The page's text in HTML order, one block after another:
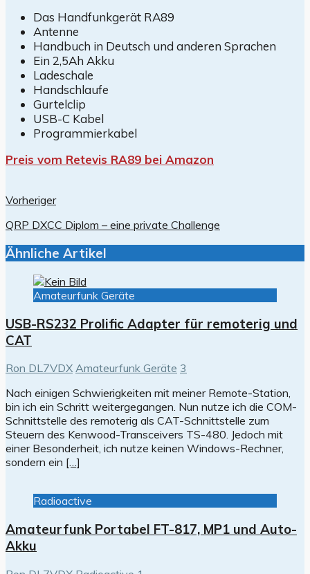
Das Handfunkgerät RA89
Antenne
Handbuch in Deutsch und anderen Sprachen
Ein 2,5Ah Akku
Ladeschale
Handschlaufe
Gurtelclip
USB-C Kabel
Programmierkabel
Preis vom Retevis RA89 bei Amazon
Vorheriger
QRP DXCC Diplom – eine private Challenge
Ähnliche Artikel
Amateurfunk Geräte
USB-RS232 Prolific Adapter für remoterig und
CAT
Ron DL7VDX Amateurfunk Geräte 3
Nach einigen Schwierigkeiten mit meiner Remote-Station,
bin ich ein Schritt weitergegangen. Nun nutze ich die COM-
Schnittstelle des remoterig als CAT-Schnittstelle zum
Steuern des Kenwood-Transceivers TS-480. Jedoch mit
einer Besonderheit, ich nutze keinen Windows-Rechner,
sondern ein […]
Radioactive
Amateurfunk Portabel FT-817, MP1 und Auto-
Akku